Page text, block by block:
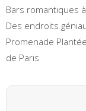
Bars romantiques
Des endroits
Promenade
de Paris